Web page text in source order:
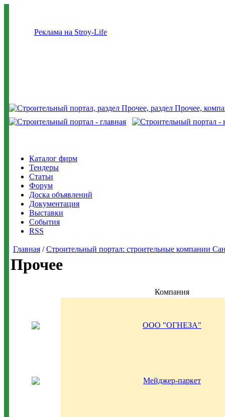
Реклама на Stroy-Life
Каталог фирм
Тендеры
Статьи
Форум
Доска объявлений
Документация
Выставки
События
RSS
Главная /Строительный портал: строительные компании
Прочее
Компания
ООО "ОГНЕЗА"
Мейджер-паркет